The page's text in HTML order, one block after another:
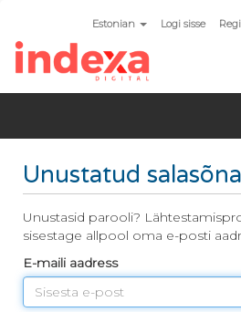
Estonian Logi sisse
Unustatud
Unustasid parooli?
sisestage allpool oma e-posti
E-maili aadress